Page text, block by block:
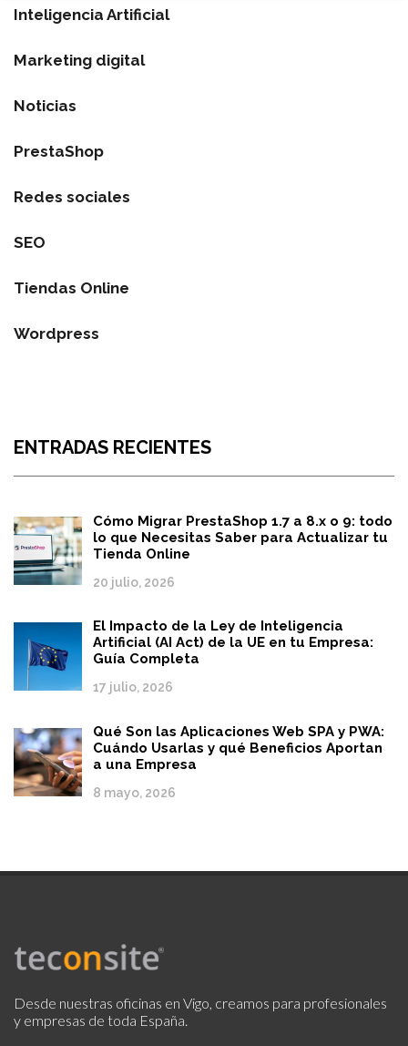
Inteligencia Artificial
Marketing digital
Noticias
PrestaShop
Redes sociales
SEO
Tiendas Online
Wordpress
ENTRADAS RECIENTES
Cómo Migrar PrestaShop 1.7 a 8.x o 9: todo
lo que Necesitas Saber para Actualizar tu
Tienda Online
20 julio, 2026
El Impacto de la Ley de Inteligencia
Artificial (AI Act) de la UE en tu Empresa:
Guía Completa
17 julio, 2026
Qué Son las Aplicaciones Web SPA y PWA:
Cuándo Usarlas y qué Beneficios Aportan
a una Empresa
8 mayo, 2026
Desde nuestras oficinas en Vigo, creamos para profesionales
y empresas de toda España.